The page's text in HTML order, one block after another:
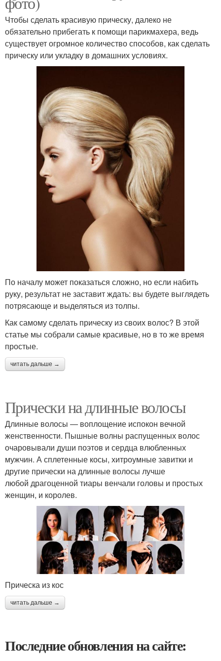
Чтобы сделать красивую прическу, далеко не
обязательно прибегать к помощи парикмахера, ведь
существует огромное количество способов, как сделать
прическу или укладку в домашних условиях.
По началу может показаться сложно, но если набить
руку, результат не заставит ждать: вы будете выглядеть
потрясающе и выделяться из толпы.
Как самому сделать прическу из своих волос? В этой
статье мы собрали самые красивые, но в то же время
простые.
читать дальше →
Прически на длинные волосы
Длинные волосы — воплощение испокон вечной
женственности. Пышные волны распущенных волос
очаровывали души поэтов и сердца влюбленных
мужчин. А сплетенные косы, хитроумные завитки и
другие прически на длинные волосы лучше
любой драгоценной тиары венчали головы и простых
женщин, и королев.
Прическа из кос
читать дальше →
Последние обновления на сайте: